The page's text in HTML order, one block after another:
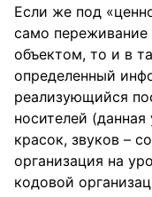
Если же под
само переживание
объектом, то и в
определенный
реализующийся
носителей
красок, звуков –
организация на
кодовой